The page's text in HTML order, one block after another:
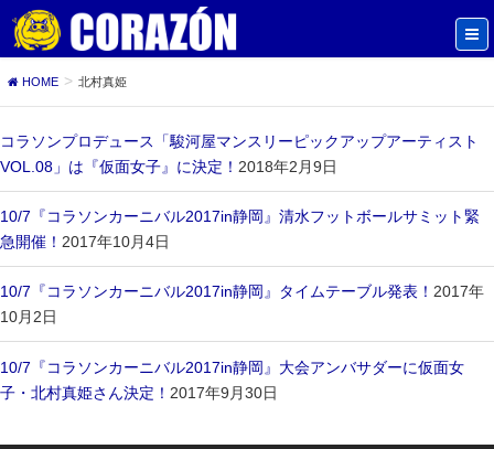
HOME 北村真姫
コラソンプロデュース「駿河屋マンスリーピックアップアーティスト
VOL.08」は『仮面女子』に決定！ 2018年2月9日
10/7『コラソンカーニバル2017in静岡』清水フットボールサミット緊
急開催！ 2017年10月4日
10/7『コラソンカーニバル2017in静岡』タイムテーブル発表！ 2017年
10月2日
10/7『コラソンカーニバル2017in静岡』大会アンバサダーに仮面女
子・北村真姫さん決定！ 2017年9月30日